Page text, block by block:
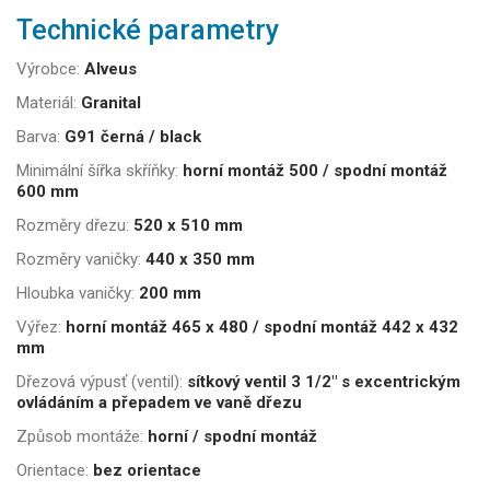
Technické parametry
Výrobce: Alveus
Materiál: Granital
Barva: G91 černá / black
Minimální šířka skříňky: horní montáž 500 / spodní montáž
600 mm
Rozměry dřezu: 520 x 510 mm
Rozměry vaničky: 440 x 350 mm
Hloubka vaničky: 200 mm
Výřez: horní montáž 465 x 480 / spodní montáž 442 x 432
mm
Dřezová výpusť (ventil): sítkový ventil 3 1/2" s excentrickým
ovládáním a přepadem ve vaně dřezu
Způsob montáže: horní / spodní montáž
Orientace: bez orientace